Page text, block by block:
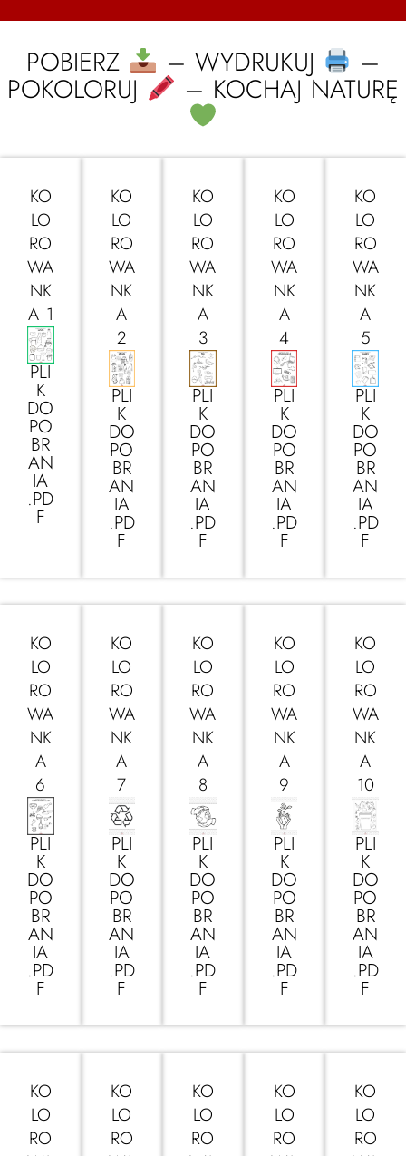
POBIERZ – WYDRUKUJ –
POKOLORUJ – KOCHAJ NATURĘ
KO
LO
RO
WA
NK
A 1
PLI
K
DO
PO
BR
AN
IA
.PD
F
KO
LO
RO
WA
NK
A
2
PLI
K
DO
PO
BR
AN
IA
.PD
F
KO
LO
RO
WA
NK
A
3
PLI
K
DO
PO
BR
AN
IA
.PD
F
KO
LO
RO
WA
NK
A
4
PLI
K
DO
PO
BR
AN
IA
.PD
F
KO
LO
RO
WA
NK
A
5
PLI
K
DO
PO
BR
AN
IA
.PD
F
KO
LO
RO
WA
NK
A
6
PLI
K
DO
PO
BR
AN
IA
.PD
F
KO
LO
RO
WA
NK
A
7
PLI
K
DO
PO
BR
AN
IA
.PD
F
KO
LO
RO
WA
NK
A
8
PLI
K
DO
PO
BR
AN
IA
.PD
F
KO
LO
RO
WA
NK
A
9
PLI
K
DO
PO
BR
AN
IA
.PD
F
KO
LO
RO
WA
NK
A
10
PLI
K
DO
PO
BR
AN
IA
.PD
F
KO
LO
RO
KO
LO
RO
KO
LO
RO
KO
LO
RO
KO
LO
RO